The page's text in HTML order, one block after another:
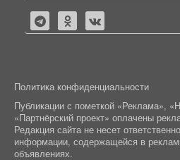
Политика конфиденциальности
Публикации с пометкой «Реклама»,
«Партнёрский проект» оплачены
Редакция сайта не несет
информации, содержащейся в
объявлениях.